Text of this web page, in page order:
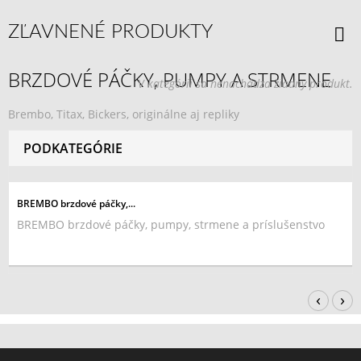
ZĽAVNENÉ PRODUKTY
BRZDOVÉ PÁČKY, PUMPY A STRMENE
V kategórii sa nenachádza žiadny produkt.
Brembo, Titax, Bickers, originálne aj repliky
PODKATEGÓRIE
BREMBO brzdové páčky,...
BREMBO brzdové páčky, pumpy, strmene a príslušenstvo
‹ ›